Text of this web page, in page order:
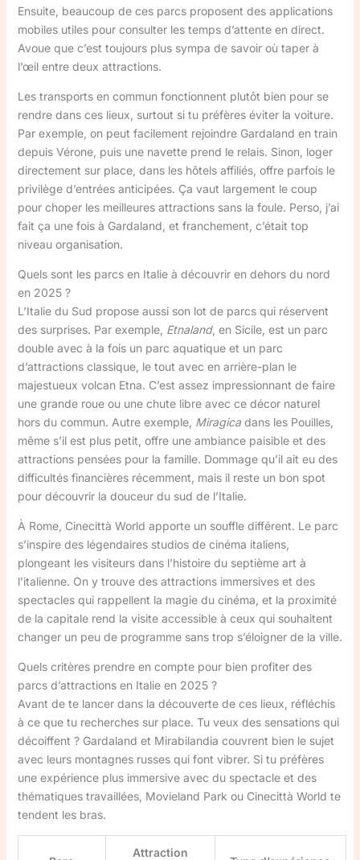
Ensuite, beaucoup de ces parcs proposent des applications
mobiles utiles pour consulter les temps d’attente en direct.
Avoue que c’est toujours plus sympa de savoir où taper à
l’œil entre deux attractions.
Les transports en commun fonctionnent plutôt bien pour se
rendre dans ces lieux, surtout si tu préfères éviter la voiture.
Par exemple, on peut facilement rejoindre Gardaland en train
depuis Vérone, puis une navette prend le relais. Sinon, loger
directement sur place, dans les hôtels affiliés, offre parfois le
privilège d’entrées anticipées. Ça vaut largement le coup
pour choper les meilleures attractions sans la foule. Perso, j’ai
fait ça une fois à Gardaland, et franchement, c’était top
niveau organisation.
Quels sont les parcs en Italie à découvrir en dehors du nord
en 2025 ?
L’Italie du Sud propose aussi son lot de parcs qui réservent
des surprises. Par exemple, Etnaland, en Sicile, est un parc
double avec à la fois un parc aquatique et un parc
d’attractions classique, le tout avec en arrière-plan le
majestueux volcan Etna. C’est assez impressionnant de faire
une grande roue ou une chute libre avec ce décor naturel
hors du commun. Autre exemple, Miragicadans les Pouilles,
même s’il est plus petit, offre une ambiance paisible et des
attractions pensées pour la famille. Dommage qu’il ait eu des
difficultés financières récemment, mais il reste un bon spot
pour découvrir la douceur du sud de l’Italie.
À Rome, Cinecittà World apporte un souffle différent. Le parc
s’inspire des légendaires studios de cinéma italiens,
plongeant les visiteurs dans l’histoire du septième art à
l’italienne. On y trouve des attractions immersives et des
spectacles qui rappellent la magie du cinéma, et la proximité
de la capitale rend la visite accessible à ceux qui souhaitent
changer un peu de programme sans trop s’éloigner de la ville.
Quels critères prendre en compte pour bien profiter des
parcs d’attractions en Italie en 2025 ?
Avant de te lancer dans la découverte de ces lieux, réfléchis
à ce que tu recherches sur place. Tu veux des sensations qui
décoiffent ? Gardaland et Mirabilandia couvrent bien le sujet
avec leurs montagnes russes qui font vibrer. Si tu préfères
une expérience plus immersive avec du spectacle et des
thématiques travaillées, Movieland Park ou Cinecittà World te
tendent les bras.
Attraction